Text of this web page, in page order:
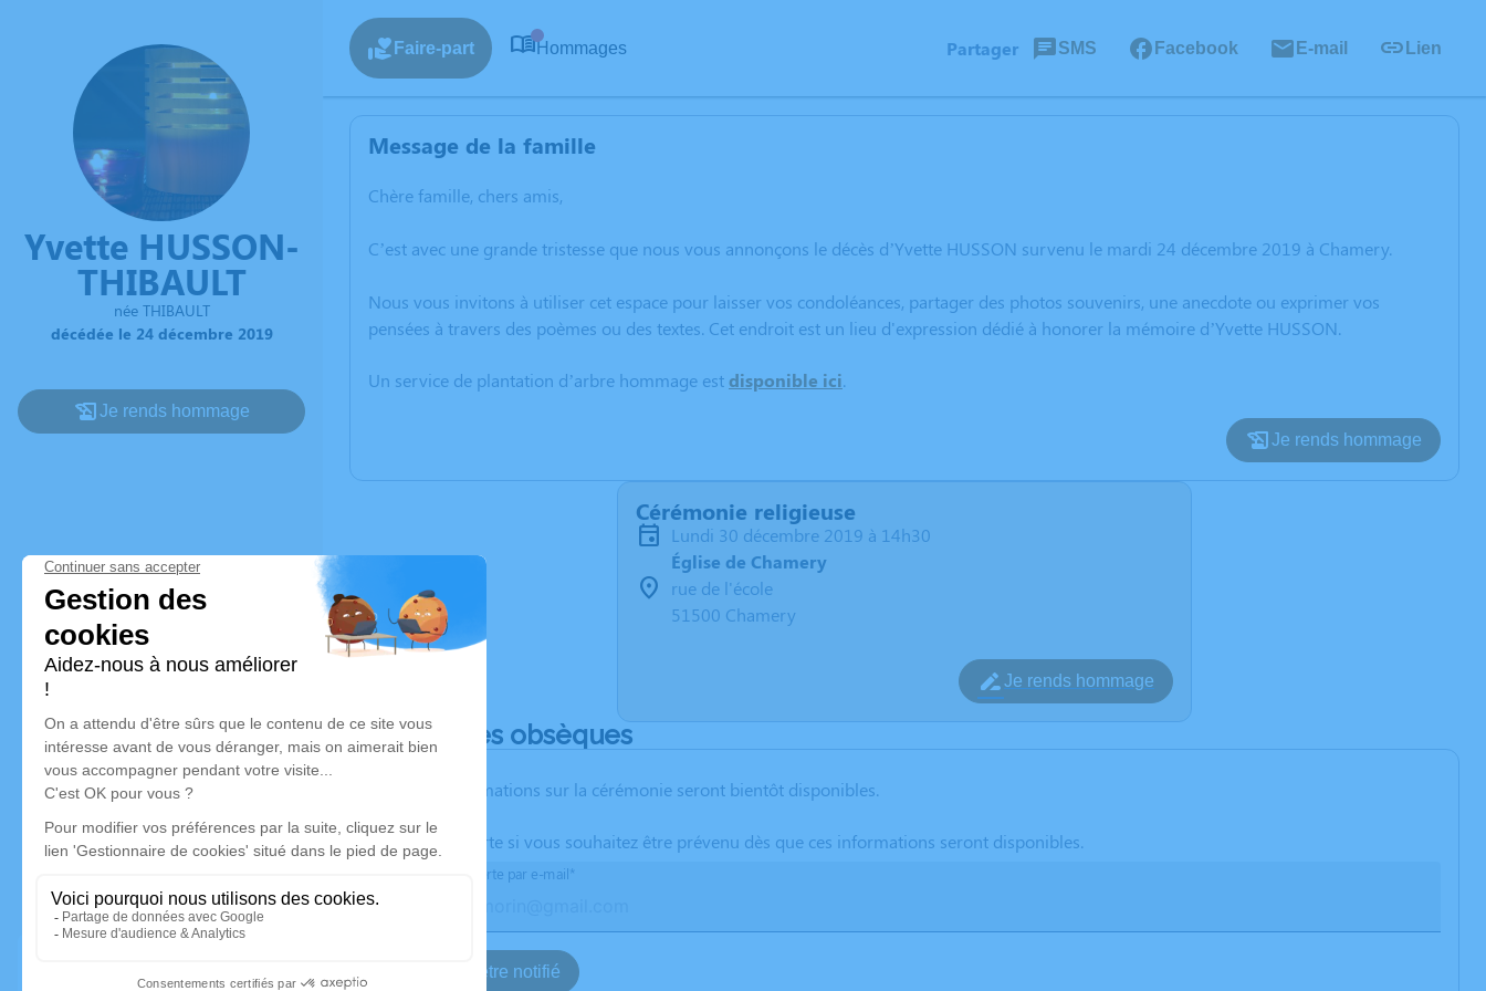
Yvette HUSSON-
THIBAULT
née THIBAULT
décédée le 24 décembre 2019
Je rends hommage
Faire-part Hommages Partager SMS Facebook E-mail Lien
Message de la famille
Chère famille, chers amis,
C’est avec une grande tristesse que nous vous annonçons le décès d’Yvette HUSSON survenu le mardi 24 décembre 2019 à Chamery.
Nous vous invitons à utiliser cet espace pour laisser vos condoléances, partager des photos souvenirs, une anecdote ou exprimer vos
pensées à travers des poèmes ou des textes. Cet endroit est un lieu d'expression dédié à honorer la mémoire d’Yvette HUSSON.
Un service de plantation d’arbre hommage estdisponible ici.
Je rends hommage
Cérémonie religieuse
lundi 30 décembre 2019 à 14h30
Église de Chamery
rue de l'école
51500 Chamery
Je rends hommage
Déroulé des obsèques
Les informations sur la cérémonie seront bientôt disponibles.
Activez une alerte si vous souhaitez être prévenu dès que ces informations seront disponibles.
Recevoir une alerte par e-mail*
Je veux être notifié